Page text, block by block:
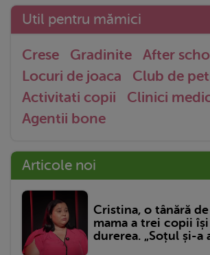
Util pentru mămici
Crese Gradinite After
Locuri de joaca
Club de
Activitati copii
Clinici
Agentii bone
Articole noi
Cristina, o tânără
mama a trei copii
durerea. „Soțul și-a